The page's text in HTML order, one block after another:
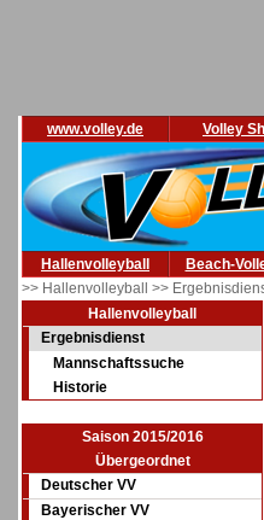
www.volley.de Volley
Hallenvolleyball Beach-
>> Hallenvolleyball >>
Hallenvolleyball
Ergebnisdienst
Mannschaftssuche
Historie
Saison 2015/2016
Übergeordnet
Deutscher VV
Bayerischer VV